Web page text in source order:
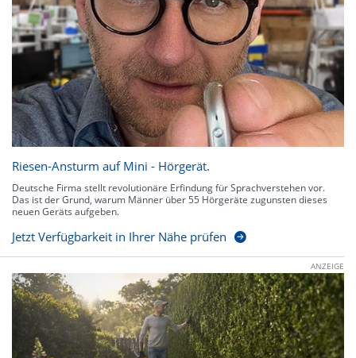
Riesen-Ansturm auf Mini - Hörgerät.
Deutsche Firma stellt revolutionäre Erfindung für Sprachverstehen vor.
Das ist der Grund, warum Männer über 55 Hörgeräte zugunsten dieses
neuen Geräts aufgeben.
Jetzt Verfügbarkeit in Ihrer Nähe prüfen
ANZEIGE